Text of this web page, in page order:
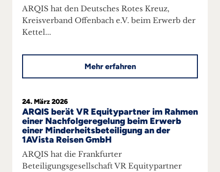
ARQIS hat den Deutsches Rotes Kreuz,
Kreisverband Offenbach e.V. beim Erwerb der
Kettel...
Mehr erfahren
24. März 2026
ARQIS berät VR Equitypartner im Rahmen
einer Nachfolgeregelung beim Erwerb
einer Minderheitsbeteiligung an der
1AVista Reisen GmbH
ARQIS hat die Frankfurter
Beteiligungsgesellschaft VR Equitypartner